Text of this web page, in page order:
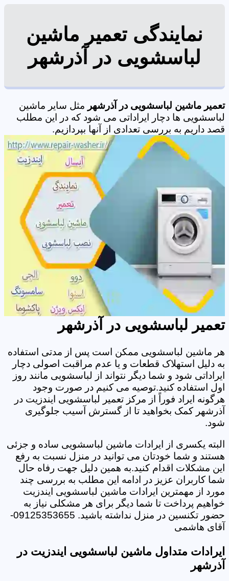
نمایندگی تعمیر ماشین
لباسشویی در آذرشهر
تعمیر ماشین لباسشویی در آذرشهر مثل سایر ماشین
لباسشویی ها دچار ایراداتی می شود که در این مطلب
قصد داریم به بررسی تعدادی از آنها بپردازیم.
تعمیر لباسشویی در آذرشهر
هر ماشین لباسشویی ممکن است پس از مدتی استفاده
به دلیل استهلاک قطعات و یا عدم مراقبت اصولی دچار
ایراداتی شود و شما دیگر نتواند از لباسشویی مانند روز
اول استفاده کنید.توصیه می کنیم در صورت وجود
هرگونه ایراد فوراً از مرکز تعمیر لباسشویی ایندزیت در
آذرشهر کمک بخواهید تا از گسترش آسیب جلوگیری
شود.
البته یکسری از ایرادات ماشین لباسشویی ساده و جزئی
هستند و شما خودتان می توانید در منزل نسبت به رفع
این مشکلات اقدام کنید.به همین دلیل جهت رفاه حال
شما کاربران عزیز در ادامه این مطلب به بررسی چند
مورد از مهمترین ایرادات ماشین لباسشویی ایندزیت
خواهیم پرداخت تا شما دیگر برای هر مشکلی نیاز به
حضور تکنسین در منزل نداشته باشید. 09125353655-
آقای هاشمی
ایرادات متداول ماشین لباسشویی ایندزیت در
آذرشهر